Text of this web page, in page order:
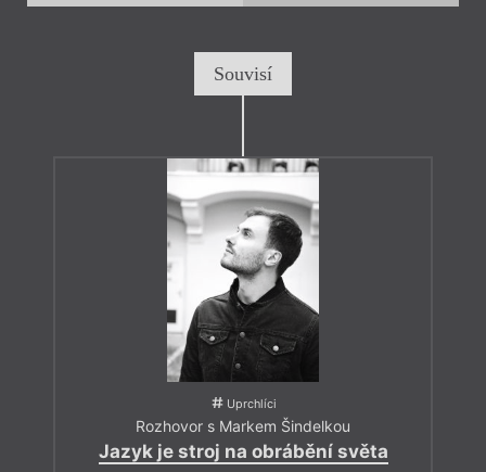
Souvisí
Uprchlíci
Rozhovor s Markem Šindelkou
Jazyk je stroj na obrábění světa